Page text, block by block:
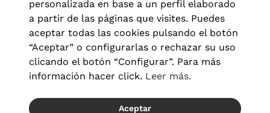
Aviso legal| Política de privacidad Términos y condiciones
Política de cookies|Configuración de cookies
personalizada en base a un perfil elaborado
a partir de las páginas que visites. Puedes
aceptar todas las cookies pulsando el botón
“Aceptar” o configurarlas o rechazar su uso
clicando el botón “Configurar”. Para más
información hacer click. Leer más.
Aceptar